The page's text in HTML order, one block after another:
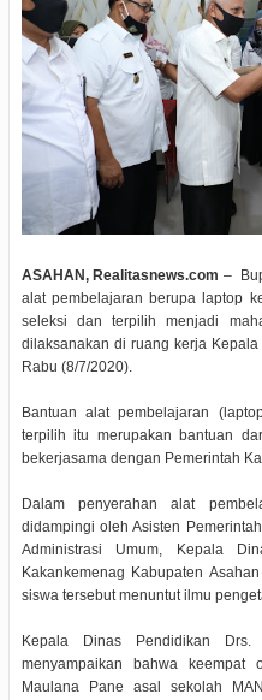
ASAHAN, Realitasnews.com –
alat pembelajaran berupa laptop
seleksi dan terpilih menjadi
dilaksanakan di ruang kerja
Rabu (8/7/2020).
Bantuan alat pembelajaran
terpilih itu merupakan bantuan
bekerjasama dengan Pemerintah
Dalam penyerahan alat
didampingi oleh Asisten
Administrasi Umum, Kepala
Kakankemenag Kabupaten
siswa tersebut menuntut ilmu
Kepala Dinas Pendidikan
menyampaikan bahwa keempat
Maulana Pane asal sekolah